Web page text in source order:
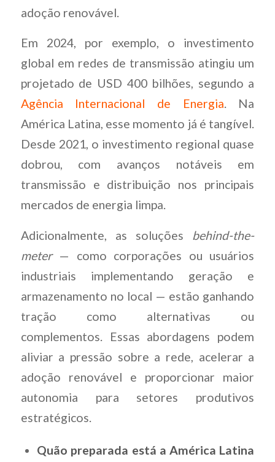
adoção renovável.
Em 2024, por exemplo, o investimento
global em redes de transmissão atingiu um
projetado de USD 400 bilhões, segundo a
Agência Internacional de Energia. Na
América Latina, esse momento já é tangível.
Desde 2021, o investimento regional quase
dobrou, com avanços notáveis em
transmissão e distribuição nos principais
mercados de energia limpa.
Adicionalmente, as soluções behind-the-
meter— como corporações ou usuários
industriais implementando geração e
armazenamento no local — estão ganhando
tração como alternativas ou
complementos. Essas abordagens podem
aliviar a pressão sobre a rede, acelerar a
adoção renovável e proporcionar maior
autonomia para setores produtivos
estratégicos.
Quão preparada está a América Latina